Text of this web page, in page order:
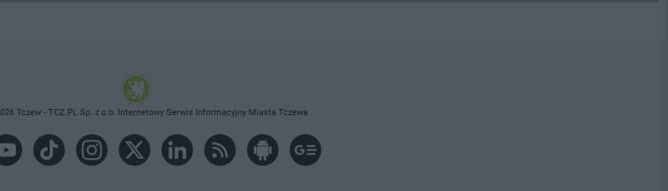
Tczew - TCZ.PL Sp. z o.o. Internetowy Serwis Informacyjny Miasta Tczewa